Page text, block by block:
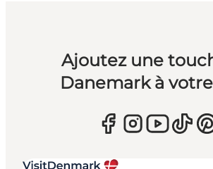
Ajoutez une
Danemark à